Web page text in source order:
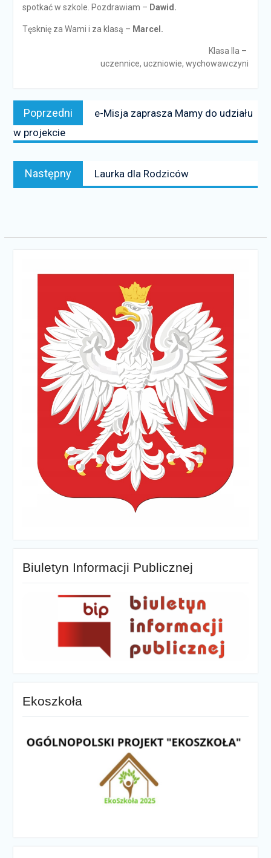
spotkać w szkole. Pozdrawiam – Dawid.
Tęsknię za Wami i za klasą – Marcel.
Klasa IIa –
uczennice, uczniowie, wychowawczyni
Nawigacja
wpisu
Poprzedni
news:
e-Misja zaprasza Mamy do udziału
w projekcie
Następny
news:
Laurka dla Rodziców
Biuletyn Informacji Publicznej
Ekoszkoła